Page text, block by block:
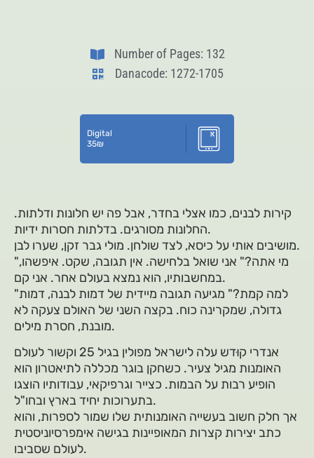
Number of Pages: 132
Danacode: 1272-1705
Digital
35₪
קירות לבנים, כמו אצלי בחדר, אבל פה יש חלונות ודלתות.
החלונות מסורגים. בדלתות חסרות ידיות.
מושיבים אותי על כיסא, לצד שולחן. מולי גבר זקן, שערו לבן.
"מי אתה?" אני שואל בלחישה. אין תגובה, שקט. איפשהו,
במחשבותיו, הוא נמצא בעולם אחר. אני קם.
"למה קמת?" מגיעה תגובה מיידית של דמות לבנה, דמות
גדולה, שמקרינה כוח. בקצה השני של האולם צעקה לא
מובנת, חסרת מילים.
אנדרי קוּדש עלה לישראל מפולין בגיל 25 וקשור לעולם
האומנות מגיל צעיר. כשחקן בוגר מכללה לתיאטרון הוא
הופיע רבות על הבמות. כצייר וגרפיקאי, עבודותיו הוצגו
בתערוכות יחיד בארץ ובחו"ל.
אך חלק חשוב בעשייה האומנותית שלו שמור לספרות, והוא
כתב יצירות קצרות המאופיינות בגישה אימפרסיוניסטית
לעולם שסביבו.